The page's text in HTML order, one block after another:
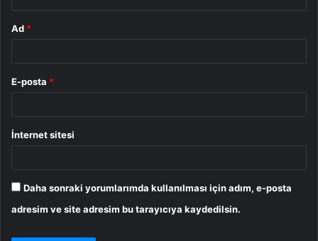
Ad *
E-posta *
İnternet sitesi
Daha sonraki yorumlarımda kullanılması için adım, e-posta
adresim ve site adresim bu tarayıcıya kaydedilsin.